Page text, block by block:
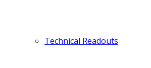
Technical Readouts